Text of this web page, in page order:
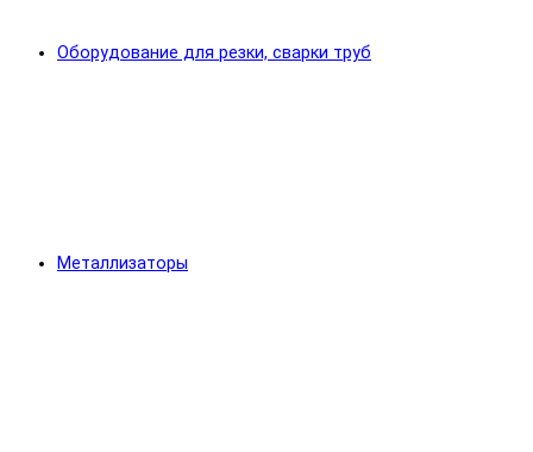
Оборудование для резки, сварки труб
Металлизаторы